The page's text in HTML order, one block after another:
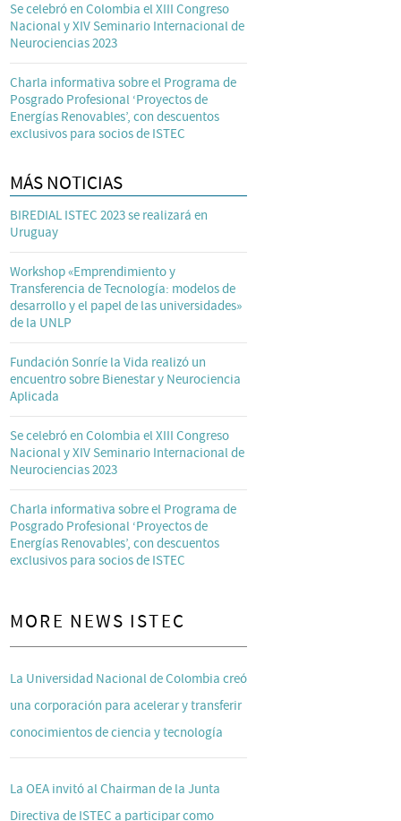
Se celebró en Colombia el XIII Congreso
Nacional y XIV Seminario Internacional de
Neurociencias 2023
Charla informativa sobre el Programa de
Posgrado Profesional ‘Proyectos de
Energías Renovables’, con descuentos
exclusivos para socios de ISTEC
MÁS NOTICIAS
BIREDIAL ISTEC 2023 se realizará en
Uruguay
Workshop «Emprendimiento y
Transferencia de Tecnología: modelos de
desarrollo y el papel de las universidades»
de la UNLP
Fundación Sonríe la Vida realizó un
encuentro sobre Bienestar y Neurociencia
Aplicada
Se celebró en Colombia el XIII Congreso
Nacional y XIV Seminario Internacional de
Neurociencias 2023
Charla informativa sobre el Programa de
Posgrado Profesional ‘Proyectos de
Energías Renovables’, con descuentos
exclusivos para socios de ISTEC
MORE NEWS ISTEC
La Universidad Nacional de Colombia creó
una corporación para acelerar y transferir
conocimientos de ciencia y tecnología
La OEA invitó al Chairman de la Junta
Directiva de ISTEC a participar como